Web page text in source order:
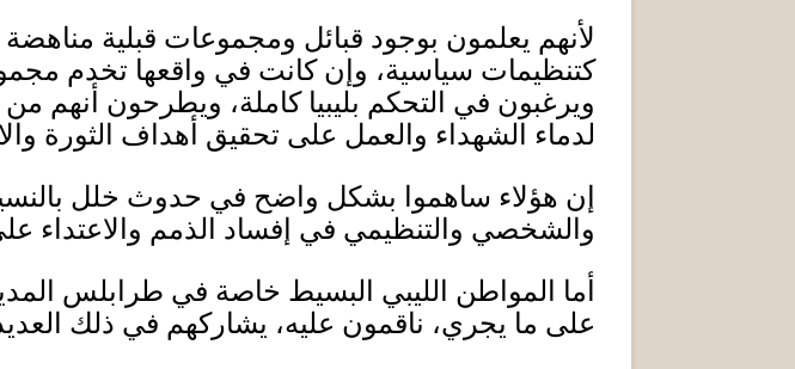
لأنهم يعلمون بوجود قبائل ومجموعات قبلية
كتنظيمات سياسية، وإن كانت في واقعها تخدم
ويرغبون في التحكم بليبيا كاملة، ويطرحون أنهم
لدماء الشهداء والعمل على تحقيق أهداف الثورة
إن هؤلاء ساهموا بشكل واضح في حدوث خلل بالنسيج
والشخصي والتنظيمي في إفساد الذمم والاعتداء
أما المواطن الليبي البسيط خاصة في طرابلس
على ما يجري، ناقمون عليه، يشاركهم في ذلك